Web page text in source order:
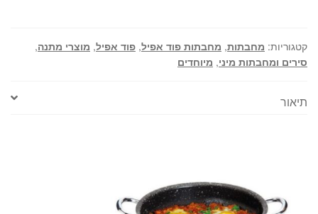
plus
מבי
קטגוריות: מחבתות, מחבתות פוד אפיל, פוד אפיל, מוצרי מתנה,
סירים ומחבתות מיני, מיוחדים
תיאור